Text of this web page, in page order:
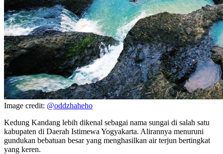
Image credit: @oddzhaheho
Kedung Kandang lebih dikenal sebagai nama sungai di salah satu
kabupaten di Daerah Istimewa Yogyakarta. Alirannya menuruni
gundukan bebatuan besar yang menghasilkan air terjun bertingkat
yang keren.